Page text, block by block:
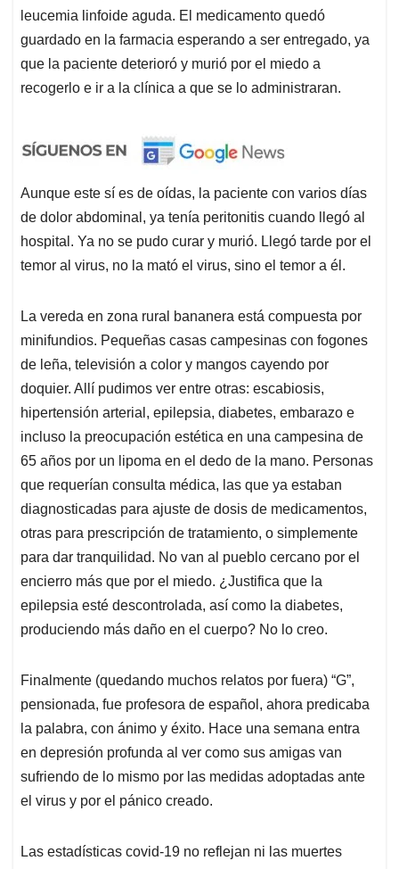
leucemia linfoide aguda. El medicamento quedó
guardado en la farmacia esperando a ser entregado, ya
que la paciente deterioró y murió por el miedo a
recogerlo e ir a la clínica a que se lo administraran.
Aunque este sí es de oídas, la paciente con varios días
de dolor abdominal, ya tenía peritonitis cuando llegó al
hospital. Ya no se pudo curar y murió. Llegó tarde por el
temor al virus, no la mató el virus, sino el temor a él.
La vereda en zona rural bananera está compuesta por
minifundios. Pequeñas casas campesinas con fogones
de leña, televisión a color y mangos cayendo por
doquier. Allí pudimos ver entre otras: escabiosis,
hipertensión arterial, epilepsia, diabetes, embarazo e
incluso la preocupación estética en una campesina de
65 años por un lipoma en el dedo de la mano. Personas
que requerían consulta médica, las que ya estaban
diagnosticadas para ajuste de dosis de medicamentos,
otras para prescripción de tratamiento, o simplemente
para dar tranquilidad. No van al pueblo cercano por el
encierro más que por el miedo. ¿Justifica que la
epilepsia esté descontrolada, así como la diabetes,
produciendo más daño en el cuerpo? No lo creo.
Finalmente (quedando muchos relatos por fuera) “G”,
pensionada, fue profesora de español, ahora predicaba
la palabra, con ánimo y éxito. Hace una semana entra
en depresión profunda al ver como sus amigas van
sufriendo de lo mismo por las medidas adoptadas ante
el virus y por el pánico creado.
Las estadísticas covid-19 no reflejan ni las muertes